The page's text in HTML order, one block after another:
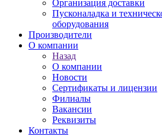
Организация доставки
Пусконаладка и
оборудования
Производители
О компании
Назад
О компании
Новости
Сертификаты и лицензии
Филиалы
Вакансии
Реквизиты
Контакты